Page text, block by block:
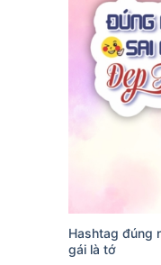
Hashtag đúng
gái là tớ